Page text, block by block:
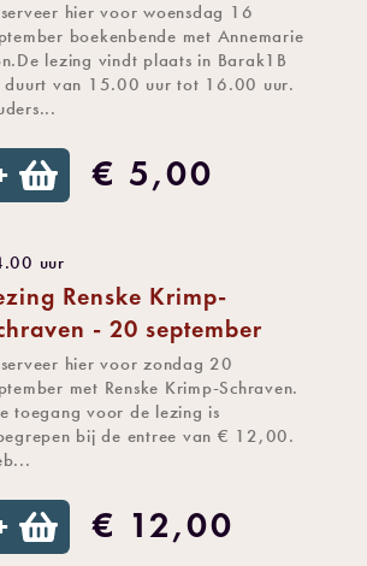
hier voor woensdag 16
boekenbende met Annemarie
lezing vindt plaats in Barak1B
duurt van 15.00 uur tot 16.00 uur.
€ 5,00
uur
Renske Krimp-
- 20 september
hier voor zondag 20
met Renske Krimp-Schraven.
toegang voor de lezing is
bij de entree van € 12,00.
€ 12,00